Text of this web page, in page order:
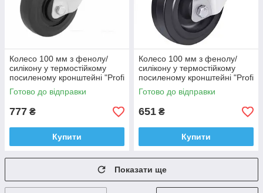
Колесо 100 мм з фенолу/
силікону у термостійкому
посиленому кронштейні "Profi
Thermo" з майданчиком (-40
+260°С), втулка тефлон
Готово до відправки
777 ₴
Купити
Колесо 100 мм з фенолу/
силікону у термостійкому
посиленому кронштейні "Profi
Thermo" з отвором (-40
+260°С), втулка сталь
Готово до відправки
651 ₴
Купити
Показати ще